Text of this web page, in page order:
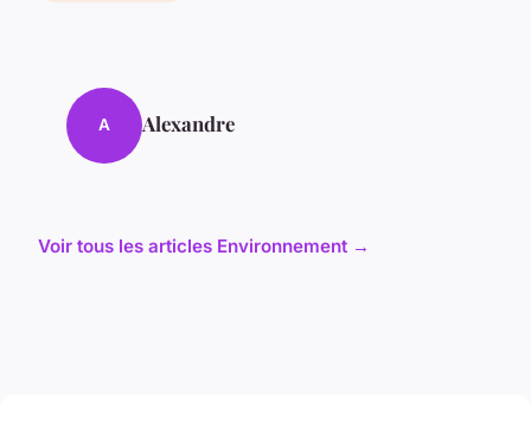
A Alexandre
Voir tous les articles Environnement →